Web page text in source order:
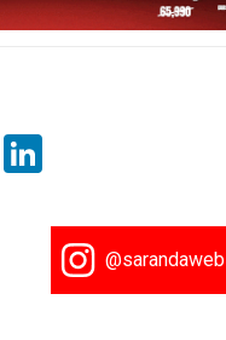
Threads
@sarandaweb